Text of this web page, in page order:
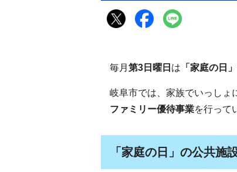
毎月 第3日曜日 は 「家庭の日」
岐阜市では、家族でいっしょ
ファミリー優待事業を行って
「家庭の日」の公共施